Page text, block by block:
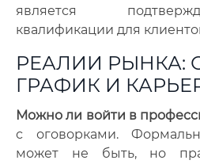
является
квалификации для
РЕАЛИИ РЫНКА:
ГРАФИК И
Можно ли войти в
с оговорками.
может не быть, но